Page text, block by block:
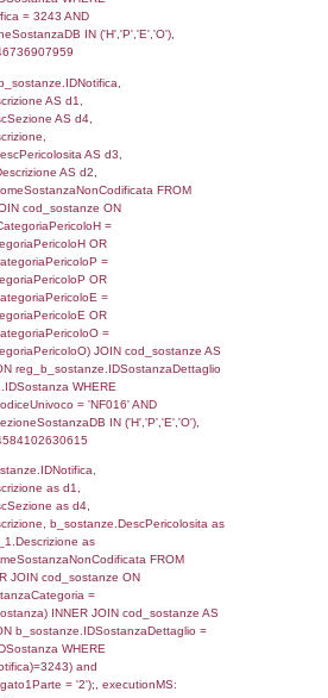
AND
f_territori_limitrofi.Distanza,
FROM f_territori_limitrofi
ON
=
=
AND
f_territori_limitrofi.Distanza,
FROM f_territori_limitrofi
ON
=